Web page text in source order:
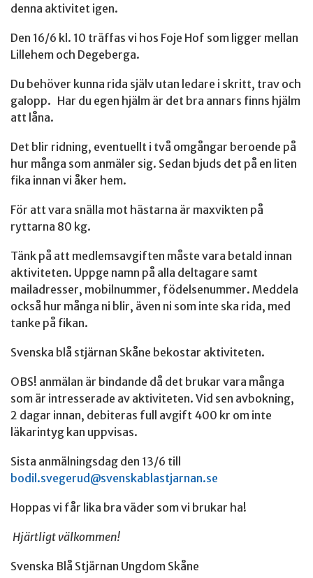
denna aktivitet igen.
Den 16/6 kl. 10 träffas vi hos Foje Hof som ligger mellan
Lillehem och Degeberga.
Du behöver kunna rida själv utan ledare i skritt, trav och
galopp. Har du egen hjälm är det bra annars finns hjälm
att låna.
Det blir ridning, eventuellt i två omgångar beroende på
hur många som anmäler sig. Sedan bjuds det på en liten
fika innan vi åker hem.
För att vara snälla mot hästarna är maxvikten på
ryttarna 80 kg.
Tänk på att medlemsavgiften måste vara betald innan
aktiviteten. Uppge namn på alla deltagare samt
mailadresser, mobilnummer, födelsenummer. Meddela
också hur många ni blir, även ni som inte ska rida, med
tanke på fikan.
Svenska blå stjärnan Skåne bekostar aktiviteten.
OBS! anmälan är bindande då det brukar vara många
som är intresserade av aktiviteten. Vid sen avbokning,
2 dagar innan, debiteras full avgift 400 kr om inte
läkarintyg kan uppvisas.
Sista anmälningsdag den 13/6 till
bodil.svegerud@svenskablastjarnan.se
Hoppas vi får lika bra väder som vi brukar ha!
Hjärtligt välkommen!
Svenska Blå Stjärnan Ungdom Skåne